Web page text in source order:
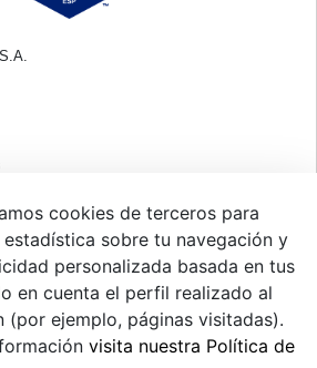
cookies de terceros para
sobre tu navegación y
personalizada basada en tus
en cuenta el perfil realizado al
(por ejemplo, páginas visitadas).
visita nuestra Política de